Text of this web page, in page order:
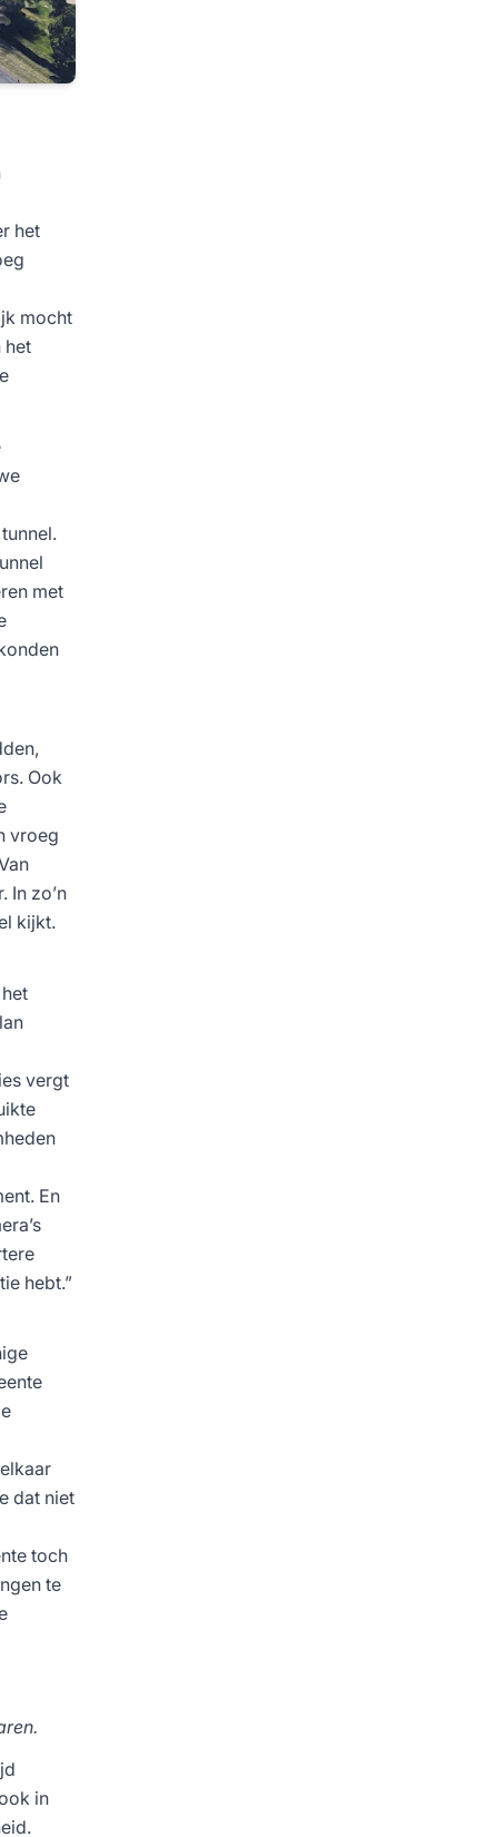
het
mocht
het
met
Ook
vroeg
In zo’n
kijkt.
vergt
En
hebt.”
dat niet
toch
te
in